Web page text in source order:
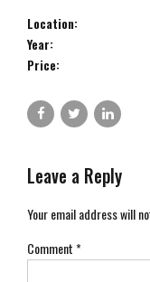
Location:
Year:
Price:
Leave a Reply
Your email address will
Comment*